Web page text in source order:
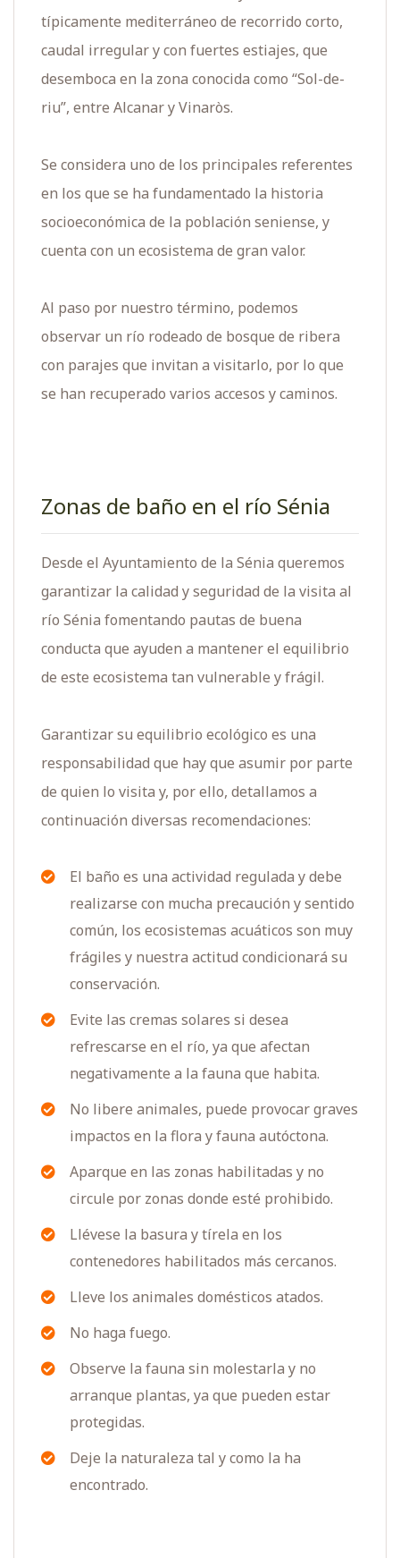
típicamente mediterráneo de recorrido corto,
caudal irregular y con fuertes estiajes, que
desemboca en la zona conocida como “Sol-de-
riu”, entre Alcanar y Vinaròs.
Se considera uno de los principales referentes
en los que se ha fundamentado la historia
socioeconómica de la población seniense, y
cuenta con un ecosistema de gran valor.
Al paso por nuestro término, podemos
observar un río rodeado de bosque de ribera
con parajes que invitan a visitarlo, por lo que
se han recuperado varios accesos y caminos.
Zonas de baño en el río Sénia
Desde el Ayuntamiento de la Sénia queremos
garantizar la calidad y seguridad de la visita al
río Sénia fomentando pautas de buena
conducta que ayuden a mantener el equilibrio
de este ecosistema tan vulnerable y frágil.
Garantizar su equilibrio ecológico es una
responsabilidad que hay que asumir por parte
de quien lo visita y, por ello, detallamos a
continuación diversas recomendaciones:
El baño es una actividad regulada y debe
realizarse con mucha precaución y sentido
común, los ecosistemas acuáticos son muy
frágiles y nuestra actitud condicionará su
conservación.
Evite las cremas solares si desea
refrescarse en el río, ya que afectan
negativamente a la fauna que habita.
No libere animales, puede provocar graves
impactos en la flora y fauna autóctona.
Aparque en las zonas habilitadas y no
circule por zonas donde esté prohibido.
Llévese la basura y tírela en los
contenedores habilitados más cercanos.
Lleve los animales domésticos atados.
No haga fuego.
Observe la fauna sin molestarla y no
arranque plantas, ya que pueden estar
protegidas.
Deje la naturaleza tal y como la ha
encontrado.